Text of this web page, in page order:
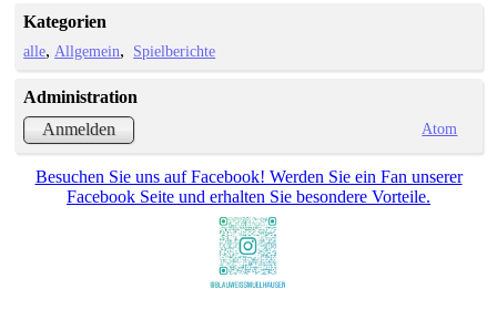
Kategorien
alle Allgemein Spielberichte
Administration
Anmelden
Atom
Besuchen Sie uns auf Facebook! Werden Sie ein Fan unserer
Facebook Seite und erhalten Sie besondere Vorteile.